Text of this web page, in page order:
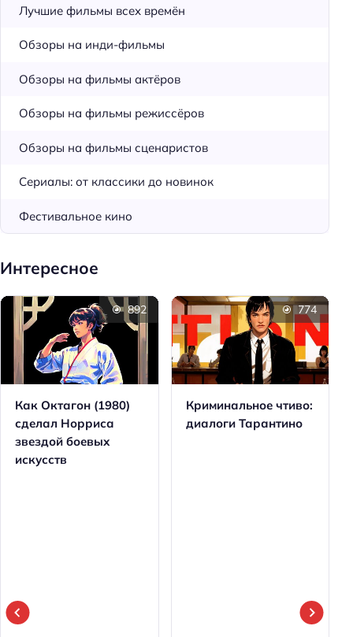
Лучшие фильмы всех времён
Обзоры на инди-фильмы
Обзоры на фильмы актёров
Обзоры на фильмы режиссёров
Обзоры на фильмы сценаристов
Сериалы: от классики до новинок
Фестивальное кино
Интересное
Как Октагон (1980)
сделал Норриса
звездой боевых
искусств
892
Криминальное чтиво:
диалоги Тарантино
774